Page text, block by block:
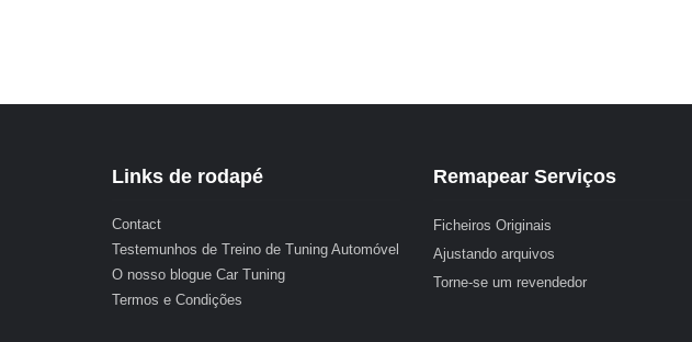
Links de rodapé
Contact
Testemunhos de Treino de Tuning Automóvel
O nosso blogue Car Tuning
Termos e Condições
Remapear Serviços
Ficheiros Originais
Ajustando arquivos
Torne-se um revendedor